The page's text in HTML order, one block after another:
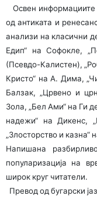
Освен информациите
од антиката и
анализи на класични
Едип“ на Софокле,
(Псевдо-Калистен),
Кристо“ на А. Дима,
Балзак, „Црвено и
Зола, „Бел Ами“ на Ги
надежи“ на Дикенс,
„Злосторство и казна“
Напишана
популаризација на
широк круг читатели.
Превод од бугарски